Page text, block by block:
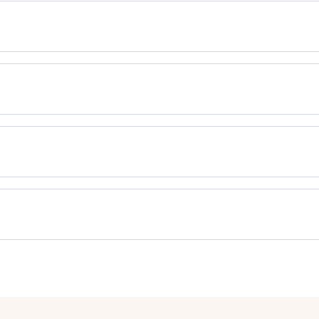
Energia przestrzenito niezwykły produkt dzięki któremu
jaśminu oraz piżma.
harmonią każdego wieczoru i działa jak magiczny eliksir na
Acetylocedren, Limonen, Octan Linalilu,
2-Cykloheksen-1-Ylo)-3-Buten-2-On
ciepła, gorących powierzchni, iskier, otwartego ognia i
skóry lub wysypki: Zasięgnąć porady/zgłosić się pod opiekę